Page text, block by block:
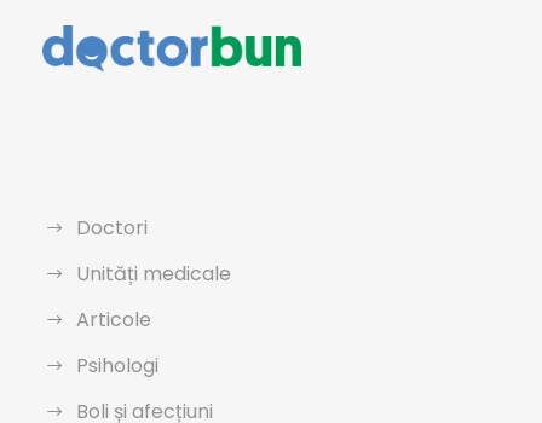
Doctori
Unități medicale
Articole
Psihologi
Boli și afecțiuni